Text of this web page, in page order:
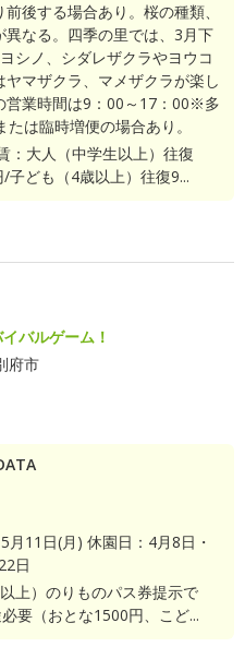
後する場合あり。桜の種類、
なる。四季の里では、3月下
シノ、シダレザクラやヨウコ
マザクラ、マメザクラが楽し
営業時間は9：00～17：00※多
は臨時増便の場合あり。
：大人（中学生以上）往復
子ども（4歳以上）往復9...
バルゲーム！
府市
月11日(月) 休園日：4月8日・
日
上）のりものパス券提示で
（おとな1500円、こど...